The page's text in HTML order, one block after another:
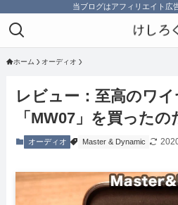
当ブログはアフィリエイト広
ホーム オーディオ
レビュー：至高のワ
「MW07」を買った
オーディオ Master & Dynamic